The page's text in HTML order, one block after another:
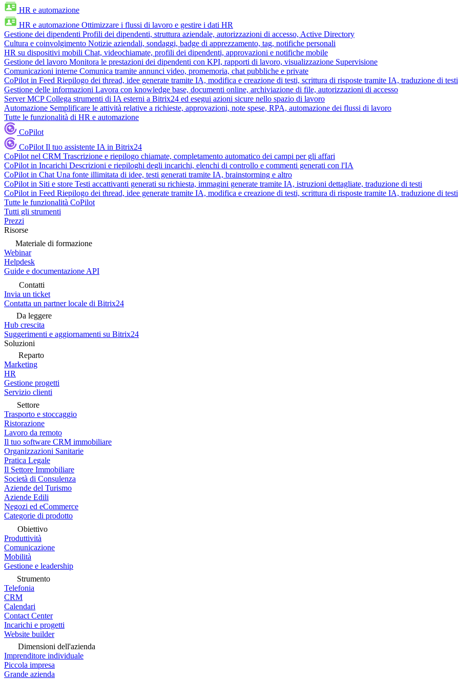
HR e automazione
HR e automazione Ottimizzare i flussi di lavoro e gestire i dati HR
Gestione dei dipendenti Profili dei dipendenti, struttura aziendale, autorizzazioni di accesso, Active Directory
Cultura e coinvolgimento Notizie aziendali, sondaggi, badge di apprezzamento, tag, notifiche personali
HR su dispositivi mobili Chat, videochiamate, profili dei dipendenti, approvazioni e notifiche mobile
Gestione del lavoro Monitora le prestazioni dei dipendenti con KPI, rapporti di lavoro, visualizzazione Supervisione
Comunicazioni interne Comunica tramite annunci video, promemoria, chat pubbliche e private
CoPilot in Feed Riepilogo dei thread, idee generate tramite IA, modifica e creazione di testi, scrittura di risposte tramite IA, traduzione di testi
Gestione delle informazioni Lavora con knowledge base, documenti online, archiviazione di file, autorizzazioni di accesso
Server MCP Collega strumenti di IA esterni a Bitrix24 ed esegui azioni sicure nello spazio di lavoro
Automazione Semplificare le attività relative a richieste, approvazioni, note spese, RPA, automazione dei flussi di lavoro
Tutte le funzionalità di HR e automazione
CoPilot
CoPilot Il tuo assistente IA in Bitrix24
CoPilot nel CRM Trascrizione e riepilogo chiamate, completamento automatico dei campi per gli affari
CoPilot in Incarichi Descrizioni e riepiloghi degli incarichi, elenchi di controllo e commenti generati con l'IA
CoPilot in Chat Una fonte illimitata di idee, testi generati tramite IA, brainstorming e altro
CoPilot in Siti e store Testi accattivanti generati su richiesta, immagini generate tramite IA, istruzioni dettagliate, traduzione di testi
CoPilot in Feed Riepilogo dei thread, idee generate tramite IA, modifica e creazione di testi, scrittura di risposte tramite IA, traduzione di testi
Tutte le funzionalità CoPilot
Tutti gli strumenti
Prezzi
Risorse
Materiale di formazione
Webinar
Helpdesk
Guide e documentazione API
Contatti
Invia un ticket
Contatta un partner locale di Bitrix24
Da leggere
Hub crescita
Suggerimenti e aggiornamenti su Bitrix24
Soluzioni
Reparto
Marketing
HR
Gestione progetti
Servizio clienti
Settore
Trasporto e stoccaggio
Ristorazione
Lavoro da remoto
Il tuo software CRM immobiliare
Organizzazioni Sanitarie
Pratica Legale
Il Settore Immobiliare
Società di Consulenza
Aziende del Turismo
Aziende Edili
Negozi ed eCommerce
Categorie di prodotto
Obiettivo
Produttività
Comunicazione
Mobilità
Gestione e leadership
Strumento
Telefonia
CRM
Calendari
Contact Center
Incarichi e progetti
Website builder
Dimensioni dell'azienda
Imprenditore individuale
Piccola impresa
Grande azienda